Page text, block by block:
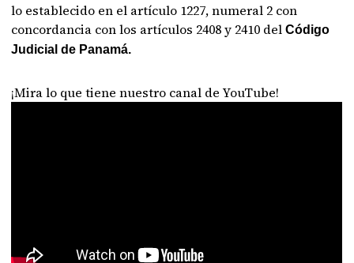
lo establecido en el artículo 1227, numeral 2 con
concordancia con los artículos 2408 y 2410 delCódigo
Judicial de Panamá.
¡Mira lo que tiene nuestro canal de YouTube!